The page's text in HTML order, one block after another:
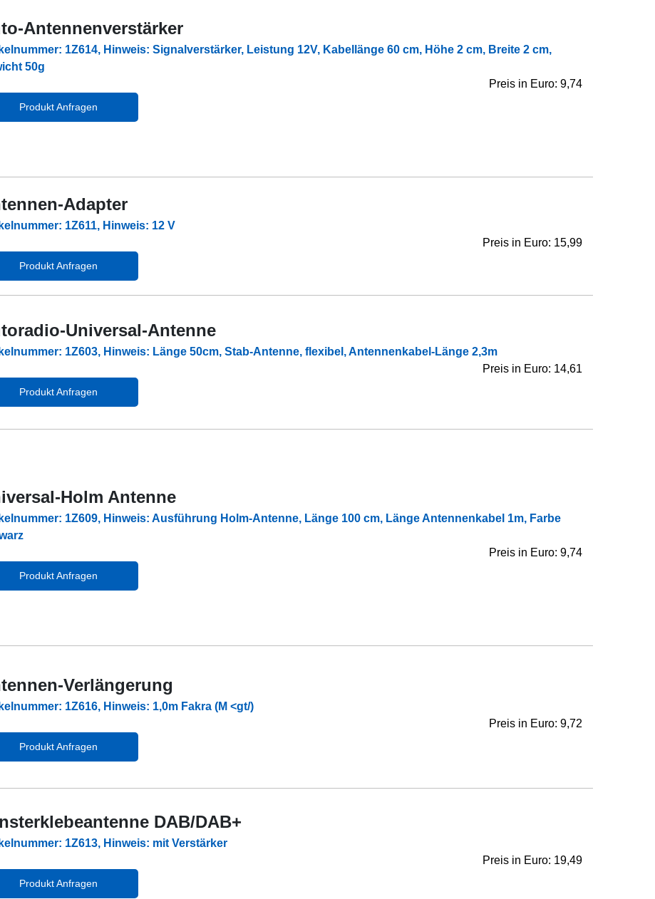
Antennenverstärker
1Z614, Hinweis: Signalverstärker, Leistung 12V, Kabellänge 60 cm, Höhe 2 cm, Breite 2 cm,
50g
Preis in Euro: 9,74
Produkt Anfragen
Adapter
1Z611, Hinweis: 12 V
Preis in Euro: 15,99
Produkt Anfragen
Universal-Antenne
1Z603, Hinweis: Länge 50cm, Stab-Antenne, flexibel, Antennenkabel-Länge 2,3m
Preis in Euro: 14,61
Produkt Anfragen
Holm Antenne
1Z609, Hinweis: Ausführung Holm-Antenne, Länge 100 cm, Länge Antennenkabel 1m, Farbe
Preis in Euro: 9,74
Produkt Anfragen
Verlängerung
1Z616, Hinweis: 1,0m Fakra (M <gt/)
Preis in Euro: 9,72
Produkt Anfragen
DAB/DAB+
1Z613, Hinweis: mit Verstärker
Preis in Euro: 19,49
Produkt Anfragen